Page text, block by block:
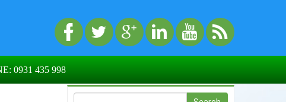
0931 435 998